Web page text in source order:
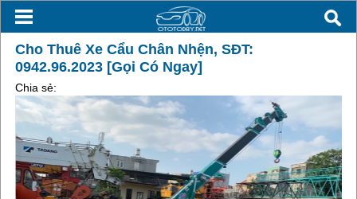
Cho Thuê Xe Cẩu Chân Nhện, SĐT:
0942.96.2023 [Gọi Có Ngay]
Chia sẻ: